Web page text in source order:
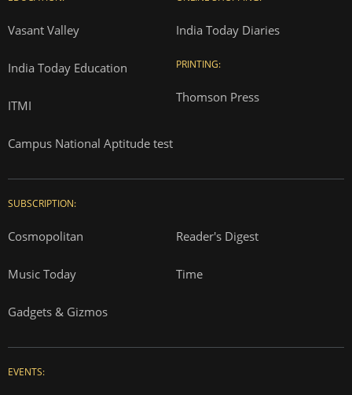
Vasant Valley
India Today Education
ITMI
Campus National Aptitude test
India Today Diaries
PRINTING:
Thomson Press
SUBSCRIPTION:
Cosmopolitan Reader's Digest
Music Today Time
Gadgets & Gizmos
EVENTS: